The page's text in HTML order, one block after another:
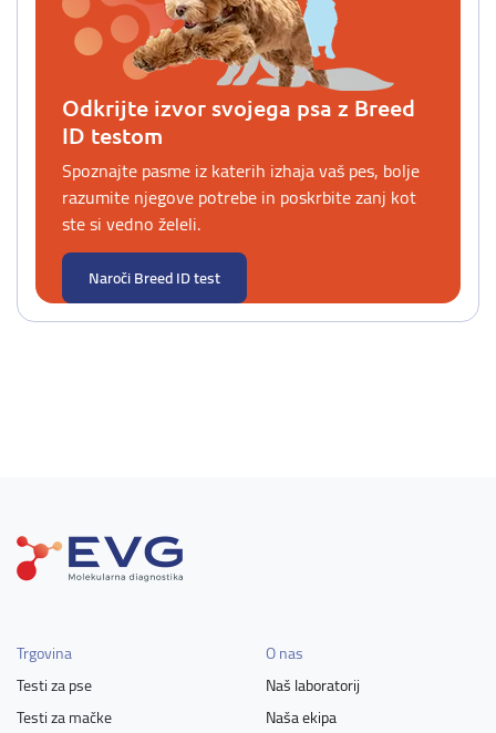
Odkrijte izvor svojega psa z Breed
ID testom
Spoznajte pasme iz katerih izhaja vaš pes, bolje
razumite njegove potrebe in poskrbite zanj kot
ste si vedno želeli.
Naroči Breed ID test
Trgovina
Testi za pse
Testi za mačke
O nas
Naš laboratorij
Naša ekipa